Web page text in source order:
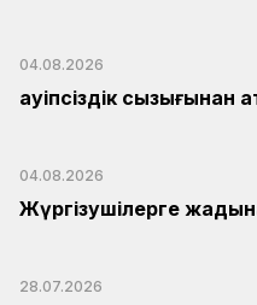
04.08.2026
Қауіпсіздік сызығынан
04.08.2026
Жүргізушілерге
28.07.2026